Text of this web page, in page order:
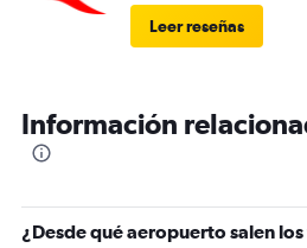
Leer reseñas
Información
¿Desde qué aeropuerto salen